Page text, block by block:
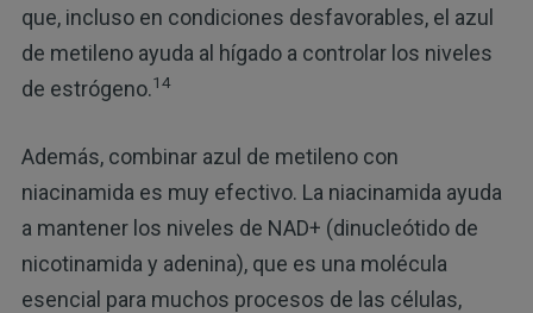
que, incluso en condiciones desfavorables, el azul
de metileno ayuda al hígado a controlar los niveles
de estrógeno.14
Además, combinar azul de metileno con
niacinamida es muy efectivo. La niacinamida ayuda
a mantener los niveles de NAD+ (dinucleótido de
nicotinamida y adenina), que es una molécula
esencial para muchos procesos de las células,